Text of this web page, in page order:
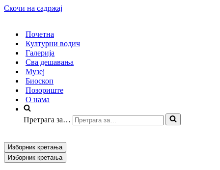
Скочи на садржај
Почетна
Културни водич
Галерија
Сва дешавања
Музеј
Биоскоп
Позориште
О нама
Претрага за…
Изборник кретања
Изборник кретања